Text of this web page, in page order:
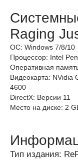
Raging
ОС: Windows 7/8/10
Процессор: Intel
Оперативная
Видеокарта: NVidia
4600
DirectX: Версии 11
Место на диске: 2
Тип издания: